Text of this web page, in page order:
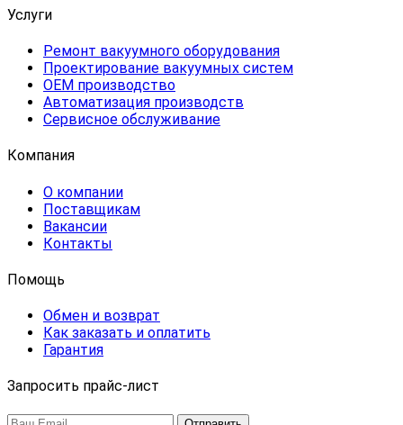
Услуги
Ремонт вакуумного оборудования
Проектирование вакуумных систем
OEM производство
Автоматизация производств
Сервисное обслуживание
Компания
О компании
Поставщикам
Вакансии
Контакты
Помощь
Обмен и возврат
Как заказать и оплатить
Гарантия
Запросить прайс-лист